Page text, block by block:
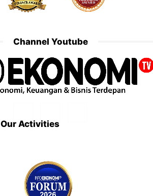
Channel Youtube
Our Activities